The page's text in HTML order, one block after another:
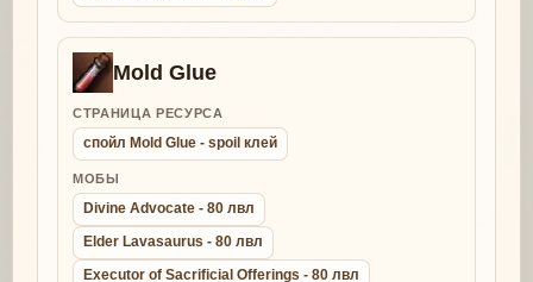
Mold Glue
СТРАНИЦА РЕСУРСА
спойл Mold Glue - spoil клей
МОБЫ
Divine Advocate - 80 лвл
Elder Lavasaurus - 80 лвл
Executor of Sacrificial Offerings - 80 лвл